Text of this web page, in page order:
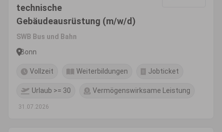
technische
Gebäudeausrüstung (m/w/d)
SWB Bus und Bahn
Bonn
Vollzeit Weiterbildungen Jobticket
Urlaub >= 30 Vermögenswirksame Leistung
31.07.2026